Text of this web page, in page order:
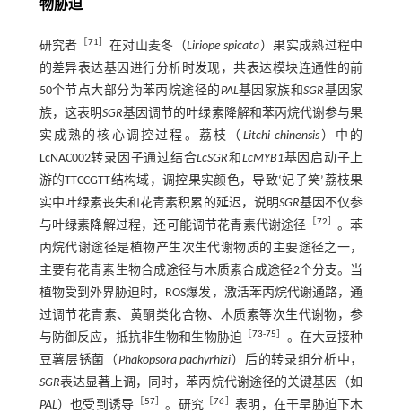
物胁迫
研究者 ［71 在对山麦冬（Liriope spicata ）果实成熟过程中
的差异表达基因进行分析时发现，共表达模块连通性的前
50个节点大部分为苯丙烷途径的PAL基因家族和SGR基因家
族，这表明SGR基因调节的叶绿素降解和苯丙烷代谢参与果
实成熟的核心调控过程。荔枝（ Litchi chinensis）中的
LcNAC002转录因子通过结合LcSGR和 LcMYB1基因启动子上
游的TTCCGTT结构域，调控果实颜色，导致‘妃子笑’荔枝果
实中叶绿素丧失和花青素积累的延迟，说明SGR基因不仅参
与叶绿素降解过程，还可能调节花青素代谢途径
72
。苯
丙烷代谢途径是植物产生次生代谢物质的主要途径之一，
主要有花青素生物合成途径与木质素合成途径2个分支。当
植物受到外界胁迫时，ROS爆发，激活苯丙烷代谢通路，通
过调节花青素、黄酮类化合物、木质素等次生代谢物，参
与防御反应，抵抗非生物和生物胁迫
［73-75
。在大豆接种
豆薯层锈菌（ Phakopsora pachyrhizi ）后的转录组分析中，
SGR表达显著上调，同时，苯丙烷代谢途径的关键基因（如
PAL）也受到诱导 57］ 。研究 ［76
表明，在干旱胁迫下木